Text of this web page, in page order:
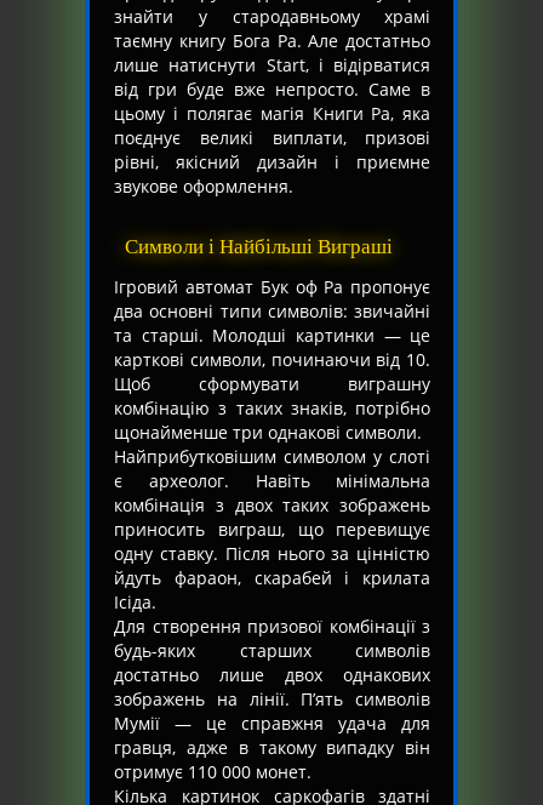
знайти у стародавньому храмі
таємну книгу Бога Ра. Але достатньо
лише натиснути Start, і відірватися
від гри буде вже непросто. Саме в
цьому і полягає магія Книги Ра, яка
поєднує великі виплати, призові
рівні, якісний дизайн і приємне
звукове оформлення.
Символи і Найбільші Виграші
Ігровий автомат Бук оф Ра пропонує
два основні типи символів: звичайні
та старші. Молодші картинки — це
карткові символи, починаючи від 10.
Щоб сформувати виграшну
комбінацію з таких знаків, потрібно
щонайменше три однакові символи.
Найприбутковішим символом у слоті
є археолог. Навіть мінімальна
комбінація з двох таких зображень
приносить виграш, що перевищує
одну ставку. Після нього за цінністю
йдуть фараон, скарабей і крилата
Ісіда.
Для створення призової комбінації з
будь-яких старших символів
достатньо лише двох однакових
зображень на лінії. П’ять символів
Мумії — це справжня удача для
гравця, адже в такому випадку він
отримує 110 000 монет.
Кілька картинок саркофагів здатні